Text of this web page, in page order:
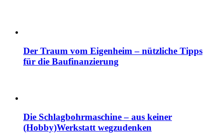
Der Traum vom Eigenheim – nützliche Tipps
für die Baufinanzierung
Die Schlagbohrmaschine – aus keiner
(Hobby)Werkstatt wegzudenken